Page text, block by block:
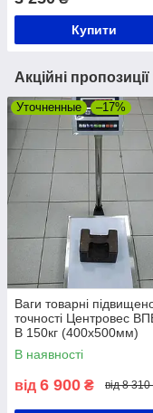
Купити
Акційні
Уточненные –17%
Ваги товарні
точності Центровес
В 150кг (400х500мм)
В наявності
від 6 900 ₴ від 8 310